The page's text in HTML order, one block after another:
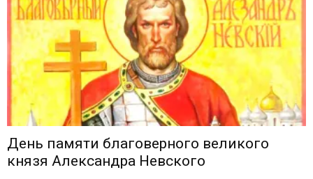
День памяти благоверного великого
князя Александра Невского